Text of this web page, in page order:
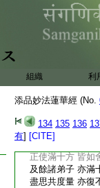
組織 利
添品妙法蓮華經 (No.
134 135 136
有] [CITE]
於無量億劫 行此
道場得成果 我已
如是大果報 種種
我及十方佛 乃能
諸餘衆生類 無有
除諸菩薩衆 信力
諸佛弟子衆 曾供
一切漏已盡 住是
如是諸人等 其力
假使滿世間 皆如
盡思共度量 不能
正使滿十方 皆如
及餘諸弟子 亦滿
盡思共度量 亦復